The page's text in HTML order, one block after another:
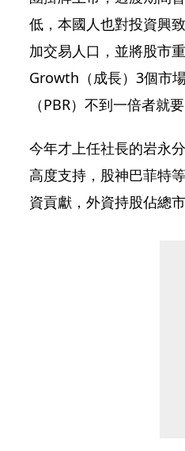
低，本國人也對投資興
加交易人口，並將股市
Growth（成長）3個市
（PBR）不到一倍者就
今年才上任社長的岩永
高度支持，股神巴菲特
資貢獻，外資持股佔總市